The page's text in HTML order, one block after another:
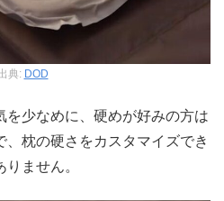
典: DOD
を少なめに、硬めが好みの方は
、枕の硬さをカスタマイズでき
ません。